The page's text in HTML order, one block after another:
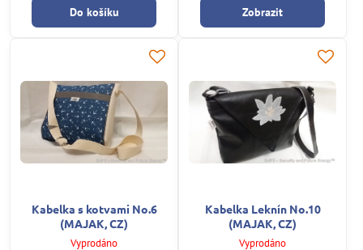
Do košíku Zobrazit
Kabelka s kotvami No.6
(MAJAK, CZ)
Vyprodáno
Kabelka Leknín No.10
(MAJAK, CZ)
Vyprodáno